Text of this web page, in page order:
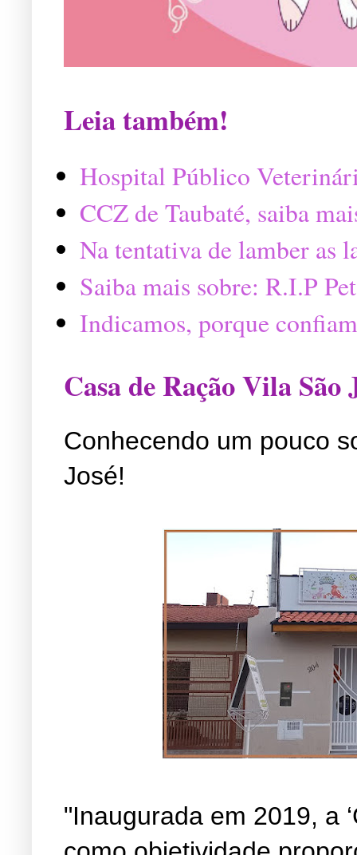
Leia também!
Hospital Público
CCZ de Taubaté, saiba
Na tentativa de lamber as
Saiba mais sobre: R.I.P
Indicamos, porque
Casa de Ração Vila São
Conhecendo um pouco
José!
"Inaugurada em 2019, a